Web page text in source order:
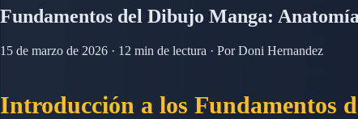
Fundamentos del Dibujo Manga:
15 de marzo de 2026 · 12 min de lectura · Por Doni Hernandez
Introducción a los Fundamentos